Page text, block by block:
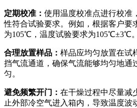
定期校准： 使用温度校准点进行校准
性符合试验要求。例如，根据客户要
为105℃，温度试验要求为105℃±3℃。
合理放置样品： 样品应均匀放置在试
挡气流通道，确保气流能够均匀地通
匀。
避免频繁开门： 在干燥过程中尽量减
止外部冷空气进入箱内，导致温度波